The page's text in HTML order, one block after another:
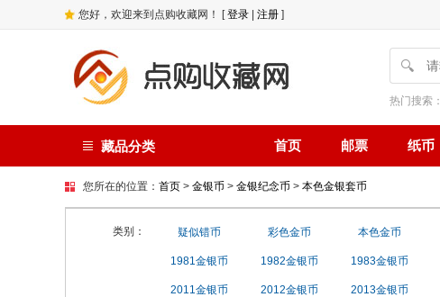
您好，欢迎来到点购收藏网！ [登录 注册 ]
🔍
热门搜索：
藏品分类 首页 邮票 纸币
您所在的位置： 首页 > 金银币 > 金银纪念币 > 本色金银套币
类别： 疑似错币 彩色金币 本色金币
1981金银币 1982金银币 1983金银币
2011金银币 2012金银币 2013金银币